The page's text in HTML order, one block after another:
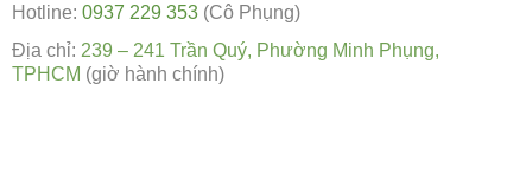
Hotline: 0937 229 353 (Cô Phụng)
Địa chỉ: 239 – 241 Trần Quý, Phường Minh Phụng,
TPHCM (giờ hành chính)